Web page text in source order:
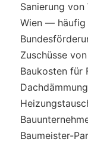
Sanierung
Wien — häufig
Zuschüsse
Baukosten für
Baumeister-